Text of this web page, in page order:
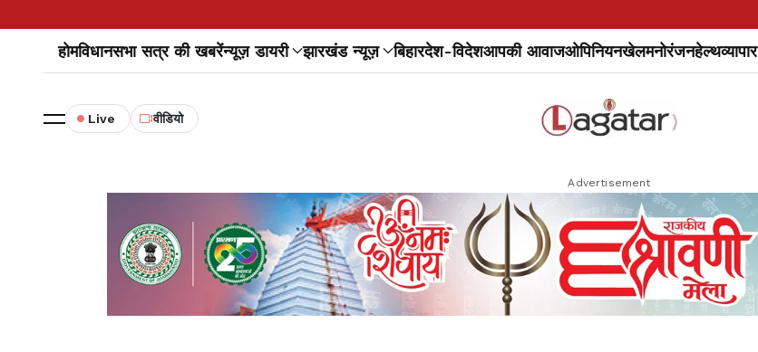
होमविधानसभा सत्र की खबरेंन्यूज़ डायरी झारखंड न्यूज़ बिहारदेश-विदेशआपकी आवाजओपिनियनखेलमनोरंजनहेल्थव्यापार
Live वीडियो
Advertisement